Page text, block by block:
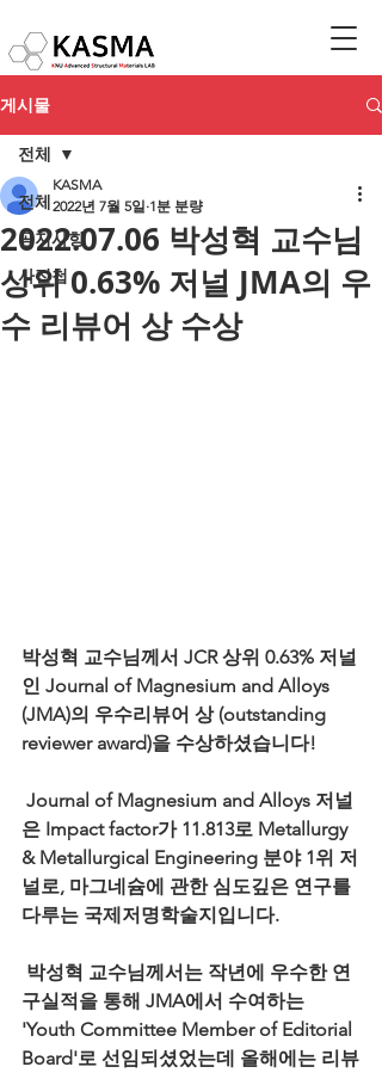
게시물
전체
공지사항
사진첩
전체
2022.07.06 박성혁 교수님
상위 0.63% 저널 JMA의 우
수 리뷰어 상 수상
KASMA
2022년 7월 5일 1분 분량
박성혁 교수님께서 JCR 상위 0.63% 저널
인 Journal of Magnesium and Alloys
(JMA)의 우수리뷰어 상 (outstanding
reviewer award)을 수상하셨습니다!
은 Impact factor가 11.813로 Metallurgy
& Metallurgical Engineering 분야 1위 저
널로, 마그네슘에 관한 심도깊은 연구를
다루는 국제저명학술지입니다.
구실적을 통해 JMA에서 수여하는
'Youth Committee Member of Editorial
Board'로 선임되셨었는데 올해에는 리뷰